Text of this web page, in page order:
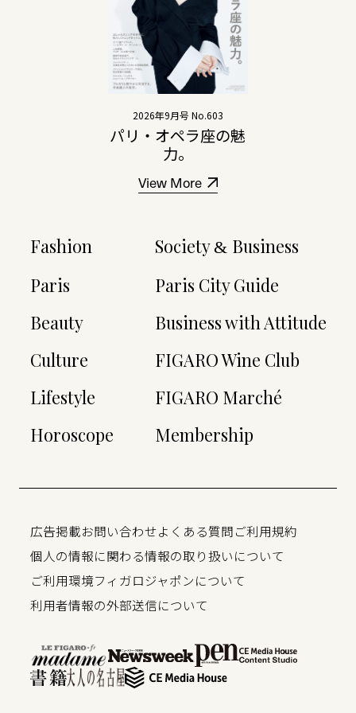
2026年9月号 No.603
パリ・オペラ座の魅
力。
View More
Fashion
Paris
Beauty
Culture
Lifestyle
Horoscope
Society& Business
Paris City Guide
Business with Attitude
FIGARO Wine Club
FIGARO Marché
Membership
広告掲載お問い合わせよくある質問ご利用規約
個人の情報に関わる情報の取り扱いについて
ご利用環境フィガロジャポンについて
利用者情報の外部送信について